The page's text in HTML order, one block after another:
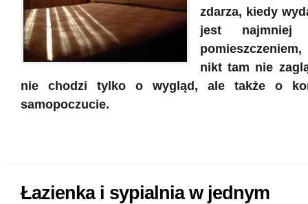
zdarza, kiedy
jest najmniej
nikt tam nie
nie chodzi tylko o wygląd, ale także o
samopoczucie.
Łazienka i sypialnia w jednym